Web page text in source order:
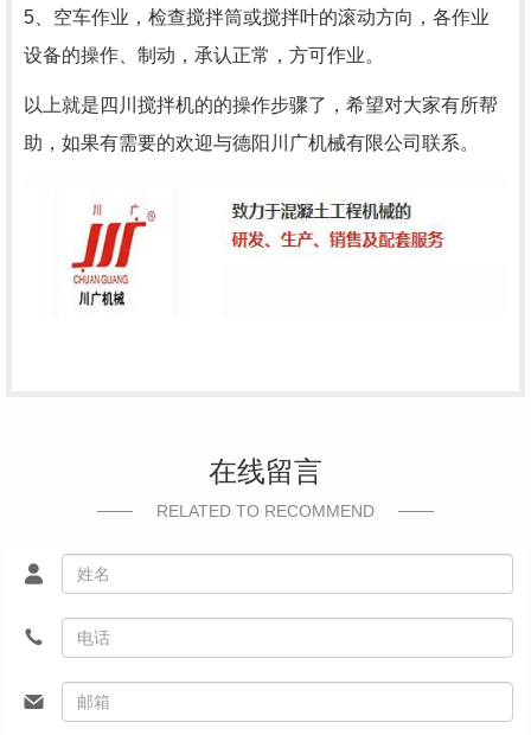
5、空车作业，检查搅拌筒或搅拌叶的滚动方向，各作业
设备的操作、制动，承认正常，方可作业。
以上就是四川搅拌机的的操作步骤了，希望对大家有所帮
助，如果有需要的欢迎与德阳川广机械有限公司联系。
在线留言
RELATED TO RECOMMEND